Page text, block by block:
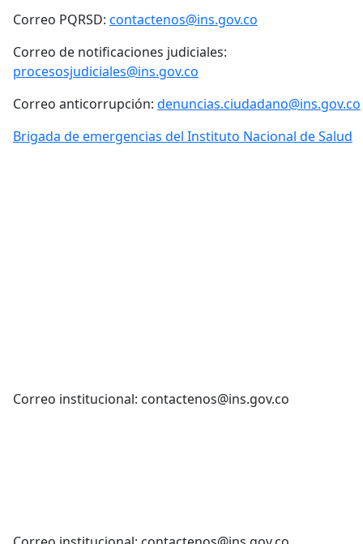
Correo PQRSD: contactenos@ins.gov.co
Correo de notificaciones judiciales:
procesosjudiciales@ins.gov.co
Correo anticorrupción: denuncias.ciudadano@ins.gov.co
Brigada de emergencias del Instituto Nacional de Salud
Correo institucional: contactenos@ins.gov.co